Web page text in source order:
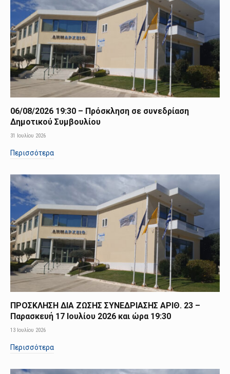
06/08/2026 19:30 – Πρόσκληση σε συνεδρίαση
Δημοτικού Συμβουλίου
31 Ιουλίου 2026
Περισσότερα
ΠΡΟΣΚΛΗΣΗ ΔΙΑ ΖΩΣΗΣ ΣΥΝΕΔΡΙΑΣΗΣ ΑΡΙΘ. 23 –
Παρασκευή 17 Ιουλίου 2026 και ώρα 19:30
13 Ιουλίου 2026
Περισσότερα